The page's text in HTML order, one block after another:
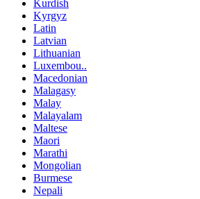
Kurdish
Kyrgyz
Latin
Latvian
Lithuanian
Luxembou..
Macedonian
Malagasy
Malay
Malayalam
Maltese
Maori
Marathi
Mongolian
Burmese
Nepali